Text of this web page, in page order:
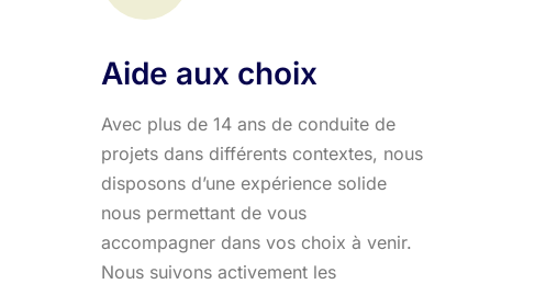
Aide aux choix
Avec plus de 14 ans de conduite de
projets dans différents contextes, nous
disposons d’une expérience solide
nous permettant de vous
accompagner dans vos choix à venir.
Nous suivons activement les